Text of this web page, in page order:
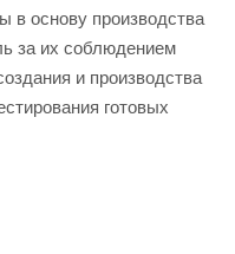
в основу производства
за их соблюдением
и производства
готовых